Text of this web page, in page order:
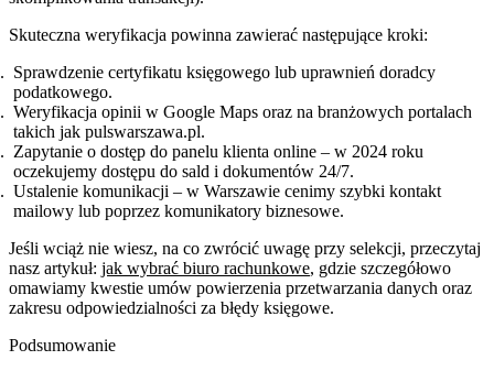
Skuteczna weryfikacja powinna zawierać następujące kroki:
Sprawdzenie certyfikatu księgowego lub uprawnień doradcy
podatkowego.
Weryfikacja opinii w Google Maps oraz na branżowych portalach
takich jak pulswarszawa.pl.
Zapytanie o dostęp do panelu klienta online – w 2024 roku
oczekujemy dostępu do sald i dokumentów 24/7.
Ustalenie komunikacji – w Warszawie cenimy szybki kontakt
mailowy lub poprzez komunikatory biznesowe.
Jeśli wciąż nie wiesz, na co zwrócić uwagę przy selekcji, przeczytaj
nasz artykuł: jak wybrać biuro rachunkowe, gdzie szczegółowo
omawiamy kwestie umów powierzenia przetwarzania danych oraz
zakresu odpowiedzialności za błędy księgowe.
Podsumowanie